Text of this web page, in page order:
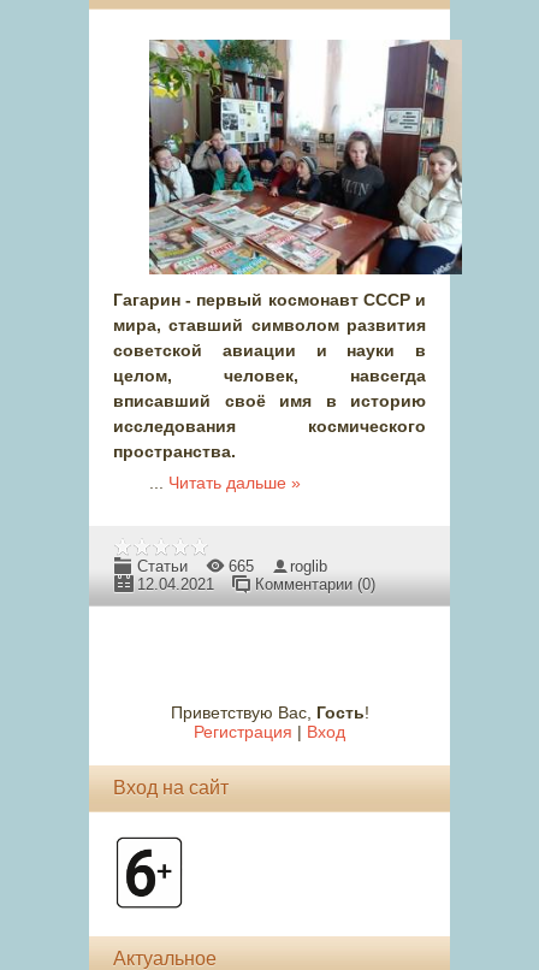
Гагарин - первый космонавт СССР и
мира, ставший символом развития
советской авиации и науки в
целом, человек, навсегда
вписавший своё имя в историю
исследования космического
пространства.
Читать дальше »
Статьи 665
roglib
12.04.2021
Комментарии (0)
Приветствую Вас, Гость!
Регистрация | Вход
Вход на сайт
Актуальное